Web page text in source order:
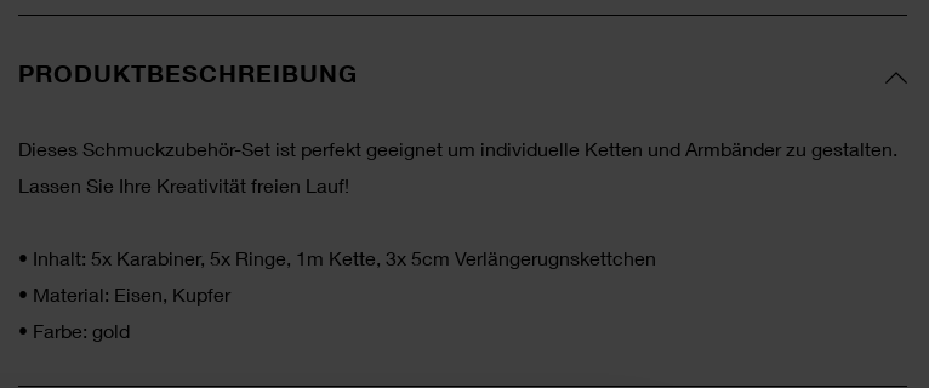
PRODUKTBESCHREIBUNG
Dieses Schmuckzubehör-Set ist perfekt geeignet um individuelle Ketten und Armbänder zu gestalten.
Lassen Sie Ihre Kreativität freien Lauf!
• Inhalt: 5x Karabiner, 5x Ringe, 1m Kette, 3x 5cm Verlängerugnskettchen
• Material: Eisen, Kupfer
• Farbe: gold